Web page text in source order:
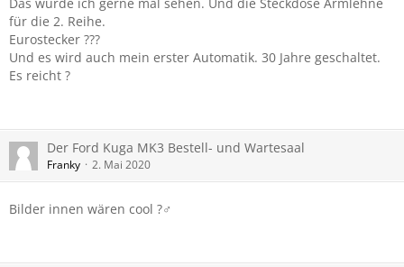
für die 2. Reihe.
Eurostecker ???
Und es wird auch mein erster Automatik. 30 Jahre geschaltet.
Es reicht ?
Der Ford Kuga MK3 Bestell- und Wartesaal
Franky 2. Mai 2020
Bilder innen wären cool ?‍♂️